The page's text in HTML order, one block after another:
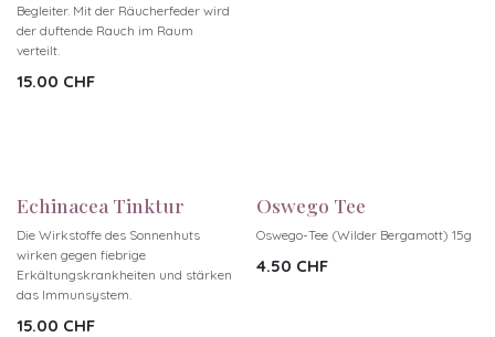
Begleiter. Mit der Räucherfeder wird
der duftende Rauch im Raum
verteilt.
15.00 CHF
Echinacea Tinktur
Die Wirkstoffe des Sonnenhuts
wirken gegen fiebrige
Erkältungskrankheiten und stärken
das Immunsystem.
15.00 CHF
Oswego Tee
Oswego-Tee (Wilder Bergamott) 15g
4.50 CHF